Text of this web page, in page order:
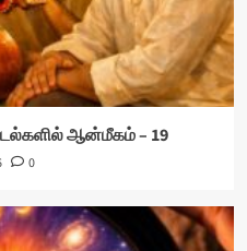
ஆன்மீகம் – 19
0